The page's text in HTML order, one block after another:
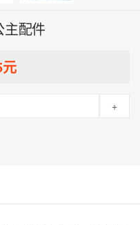
主配件
元
+